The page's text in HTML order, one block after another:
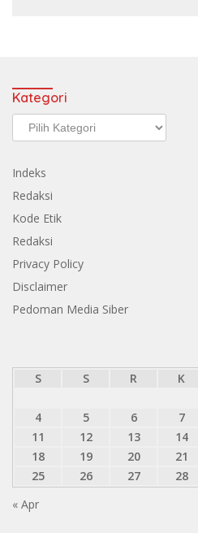
Kategori
Kategori
Indeks
Redaksi
Kode Etik
Redaksi
Privacy Policy
Disclaimer
Pedoman Media Siber
S
S R K
4
5 6 7
11
12 13 14
18
19 20 21
25
26 27 28
« Apr